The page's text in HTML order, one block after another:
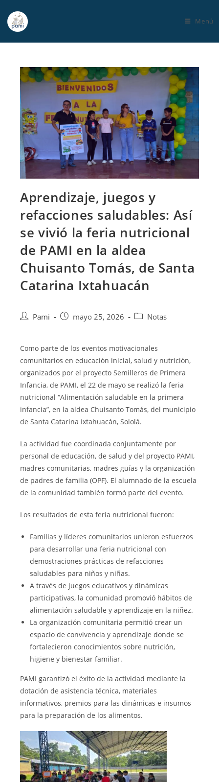
Menú
Aprendizaje, juegos y
refacciones saludables: Así
se vivió la feria nutricional
de PAMI en la aldea
Chuisanto Tomás, de Santa
Catarina Ixtahuacán
Pami mayo 25, 2026 Notas
Como parte de los eventos motivacionales
comunitarios en educación inicial, salud y nutrición,
organizados por el proyecto Semilleros de Primera
Infancia, de PAMI, el 22 de mayo se realizó la feria
nutricional “Alimentación saludable en la primera
infancia”, en la aldea Chuisanto Tomás, del municipio
de Santa Catarina Ixtahuacán, Sololá.
La actividad fue coordinada conjuntamente por
personal de educación, de salud y del proyecto PAMI,
madres comunitarias, madres guías y la organización
de padres de familia (OPF). El alumnado de la escuela
de la comunidad también formó parte del evento.
Los resultados de esta feria nutricional fueron:
Familias y líderes comunitarios unieron esfuerzos
para desarrollar una feria nutricional con
demostraciones prácticas de refacciones
saludables para niños y niñas.
A través de juegos educativos y dinámicas
participativas, la comunidad promovió hábitos de
alimentación saludable y aprendizaje en la niñez.
La organización comunitaria permitió crear un
espacio de convivencia y aprendizaje donde se
fortalecieron conocimientos sobre nutrición,
higiene y bienestar familiar.
PAMI garantizó el éxito de la actividad mediante la
dotación de asistencia técnica, materiales
informativos, premios para las dinámicas e insumos
para la preparación de los alimentos.